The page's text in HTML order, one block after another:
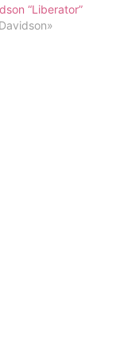
“Liberator”